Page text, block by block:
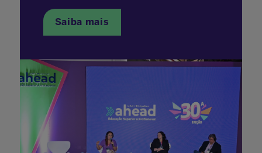
Saiba mais